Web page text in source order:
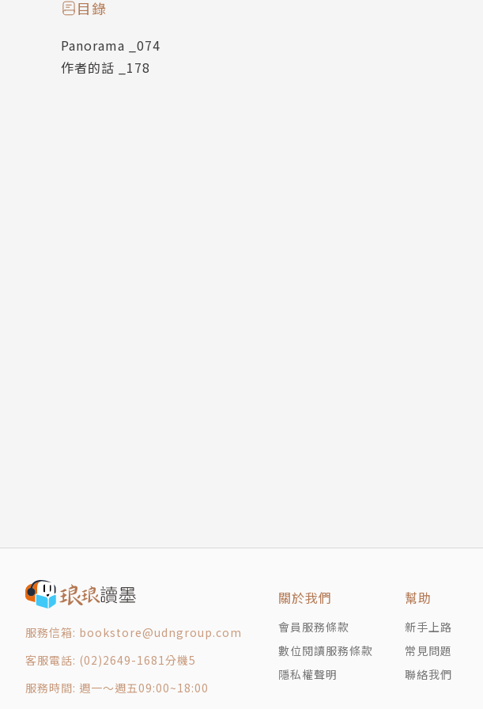
目錄
Panorama _074
作者的話 _178
服務信箱: bookstore@udngroup.com
客服電話: (02)2649-1681分機5
服務時間: 週一～週五09:00~18:00
關於我們
會員服務條款
數位閱讀服務條款
隱私權聲明
幫助
新手上路
常見問題
聯絡我們